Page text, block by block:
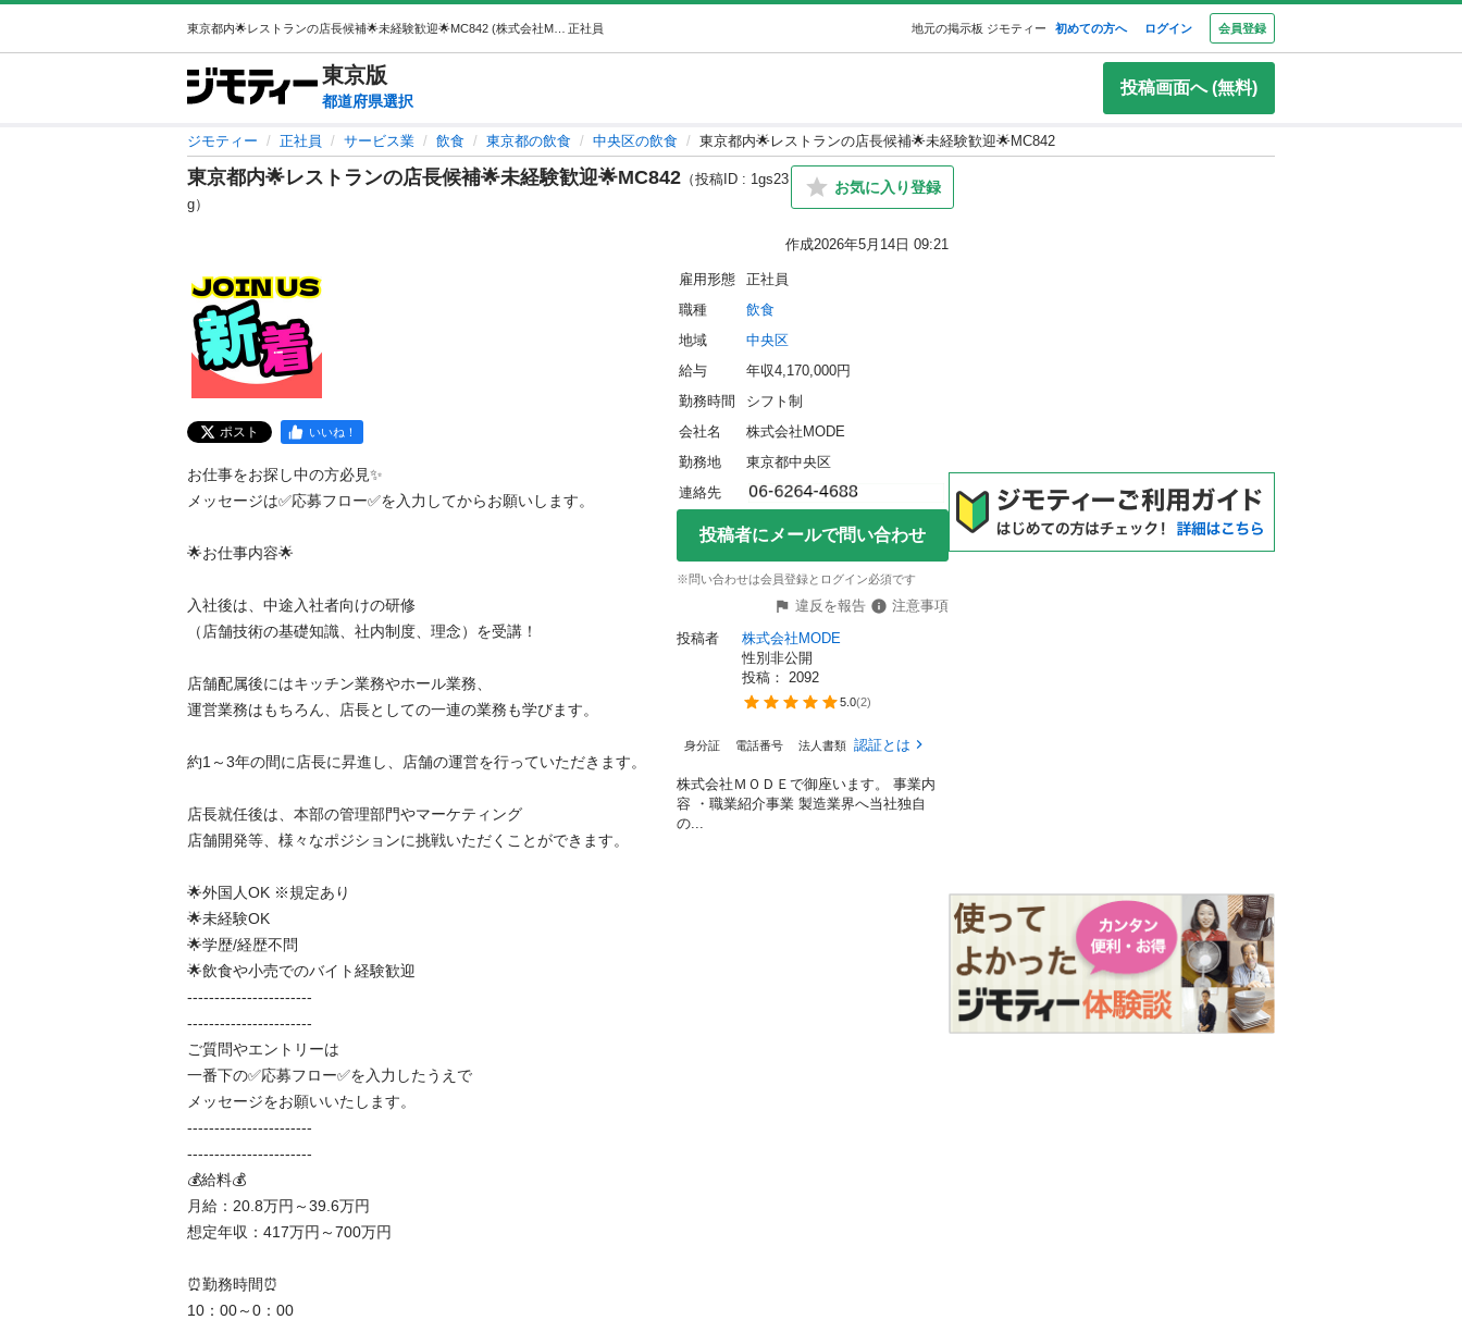
正社員 地元の掲示板 ジモティー 初めての方へ ログイン 会員登録
東京版
都道府県選択
投稿画面へ (無料)
ジモティー 正社員 サービス業 飲食 東京都の飲食 中央区の飲食 東京都内🌟レストランの店長候補🌟未経験歓迎🌟MC842
東京都内🌟レストランの店長候補🌟未経験歓迎🌟MC842 （投稿ID : 1gs23
g）
お気に入り登録
作成2026年5月14日 09:21
ポスト いいね！
お仕事をお探し中の方必見✨
メッセージは✅応募フロー✅を入力してからお願いします。
🌟お仕事内容🌟
入社後は、中途入社者向けの研修
（店舗技術の基礎知識、社内制度、理念）を受講！
店舗配属後にはキッチン業務やホール業務、
運営業務はもちろん、店長としての一連の業務も学びます。
約1～3年の間に店長に昇進し、店舗の運営を行っていただきます。
店長就任後は、本部の管理部門やマーケティング
店舗開発等、様々なポジションに挑戦いただくことができます。
🌟外国人OK ※規定あり
🌟未経験OK
🌟学歴/経歴不問
🌟飲食や小売でのバイト経験歓迎
-----------------------
-----------------------
ご質問やエントリーは
一番下の✅応募フロー✅を入力したうえで
メッセージをお願いいたします。
-----------------------
-----------------------
💰給料💰
月給：20.8万円～39.6万円
想定年収：417万円～700万円
⏰勤務時間⏰
10：00～0：00
雇用形態
正社員
職種
飲食
地域
中央区
給与
年収4,170,000円
勤務時間
シフト制
会社名
株式会社MODE
勤務地
東京都中央区
連絡先
投稿者にメールで問い合わせ
※問い合わせは会員登録とログイン必須です
違反を報告
注意事項
投稿者
株式会社MODE
性別非公開
投稿： 2092
5.0(2)
身分証 電話番号 法人書類 認証とは
株式会社ＭＯＤＥで御座います。 事業内
容 ・職業紹介事業 製造業界へ当社独自
の...